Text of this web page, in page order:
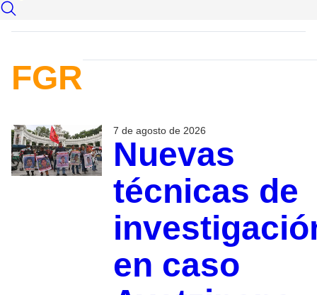
FGR
7 de agosto de 2026
Nuevas
técnicas de
en caso